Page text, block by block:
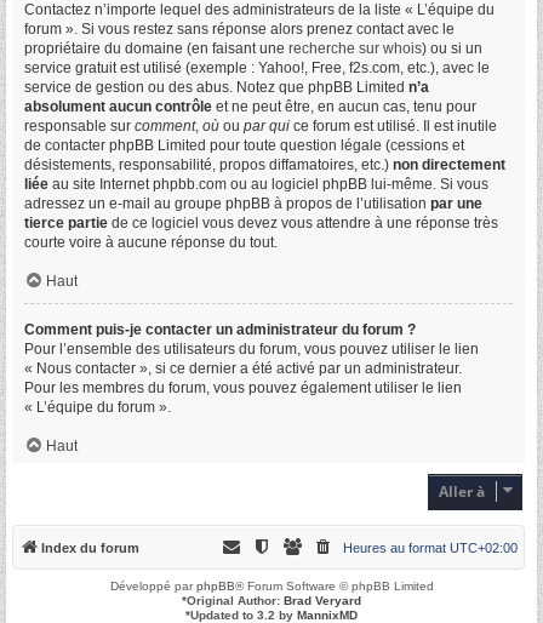
Contactez n’importe lequel des administrateurs de la liste « L’équipe du
forum ». Si vous restez sans réponse alors prenez contact avec le
propriétaire du domaine (en faisant une recherche sur whois) ou si un
service gratuit est utilisé (exemple : Yahoo!, Free, f2s.com, etc.), avec le
service de gestion ou des abus. Notez que phpBB Limited n’a
absolument aucun contrôle et ne peut être, en aucun cas, tenu pour
responsable sur comment, où ou par qui ce forum est utilisé. Il est inutile
de contacter phpBB Limited pour toute question légale (cessions et
désistements, responsabilité, propos diffamatoires, etc.) non directement
liée au site Internet phpbb.com ou au logiciel phpBB lui-même. Si vous
adressez un e-mail au groupe phpBB à propos de l’utilisation par une
tierce partie de ce logiciel vous devez vous attendre à une réponse très
courte voire à aucune réponse du tout.
Haut
Comment puis-je contacter un administrateur du forum ?
Pour l’ensemble des utilisateurs du forum, vous pouvez utiliser le lien
« Nous contacter », si ce dernier a été activé par un administrateur.
Pour les membres du forum, vous pouvez également utiliser le lien
« L’équipe du forum ».
Haut
Aller à
Index du forum Heures au format UTC+02:00
Développé parphpBB® Forum Software © phpBB Limited
*Original Author: Brad Veryard
*Updated to 3.2 by MannixMD